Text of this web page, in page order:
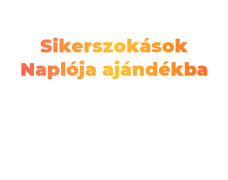
Sikerszokások
Naplója ajándékba